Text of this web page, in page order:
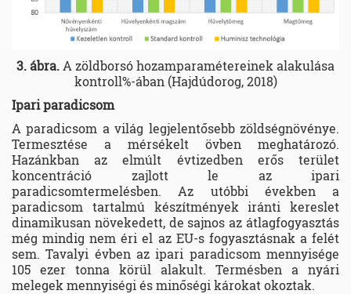
3. ábra. A zöldborsó hozamparamétereinek alakulása
kontroll%-ában (Hajdúdorog, 2018)
Ipari paradicsom
A paradicsom a világ legjelentősebb zöldségnövénye.
Termesztése a mérsékelt övben meghatározó.
Hazánkban az elmúlt évtizedben erős terület
koncentráció zajlott le az ipari
paradicsomtermelésben. Az utóbbi években a
paradicsom tartalmú készítmények iránti kereslet
dinamikusan növekedett, de sajnos az átlagfogyasztás
még mindig nem éri el az EU-s fogyasztásnak a felét
sem. Tavalyi évben az ipari paradicsom mennyisége
105 ezer tonna körül alakult. Termésben a nyári
melegek mennyiségi és minőségi károkat okoztak.